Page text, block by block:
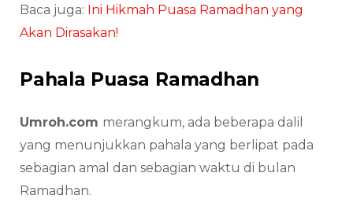
Baca juga: Ini Hikmah Puasa Ramadhan yang
Akan Dirasakan!
Pahala Puasa Ramadhan
Umroh.com merangkum, ada beberapa dalil
yang menunjukkan pahala yang berlipat pada
sebagian amal dan sebagian waktu di bulan
Ramadhan.